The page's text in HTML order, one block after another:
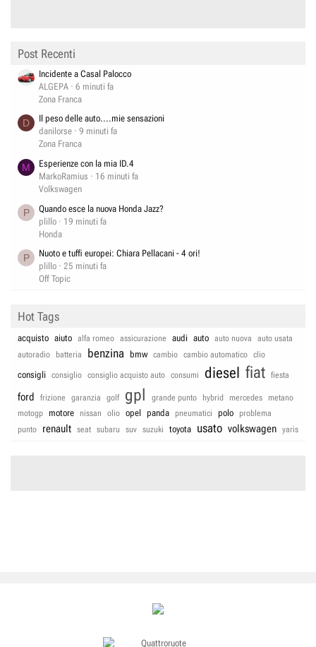
Post Recenti
Incidente a Casal Palocco
ALGEPA
6 minuti fa
Zona Franca
D
Il peso delle auto....mie sensazioni
danilorse
9 minuti fa
Zona Franca
M
Esperienze con la mia ID.4
MarkoRamius
16 minuti fa
Volkswagen
P
Quando esce la nuova Honda Jazz?
plillo
19 minuti fa
Honda
P
Nuoto e tuffi europei: Chiara Pellacani - 4 ori!
plillo
25 minuti fa
Off Topic
Hot Tags
acquisto aiuto alfa romeo assicurazione audi auto auto nuova
auto usata
autoradio
batteria benzina bmw cambio cambio automatico clio
consigli consiglio consiglio acquisto auto consumi diesel fiat fiesta
ford frizione garanzia golf gpl grande punto hybrid mercedes
metano
motogp
motore nissan olio opel panda pneumatici polo
problema
punto
renault seat subaru suv suzuki toyota usato volkswagen yaris